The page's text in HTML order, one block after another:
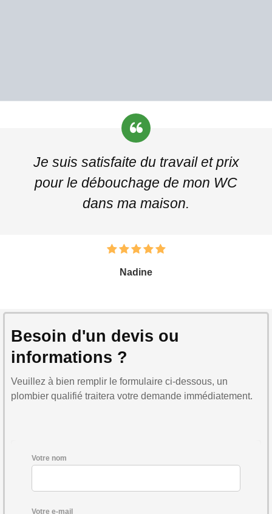
Je suis satisfaite du travail et prix
pour le débouchage de mon WC
dans ma maison.
Nadine
Besoin d'un devis ou
informations ?
Veuillez à bien remplir le formulaire ci-dessous, un
plombier qualifié traitera votre demande immédiatement.
Votre nom
Votre e-mail